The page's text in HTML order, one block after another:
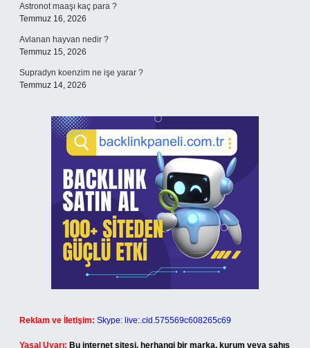
Astronot maaşı kaç para ?
Temmuz 16, 2026
Avlanan hayvan nedir ?
Temmuz 15, 2026
Supradyn koenzim ne işe yarar ?
Temmuz 14, 2026
Reklam ve İletişim: Skype: live:.cid.575569c608265c69
Yasal Uyarı: Bu internet sitesi, herhangi bir marka, kurum veya şahıs